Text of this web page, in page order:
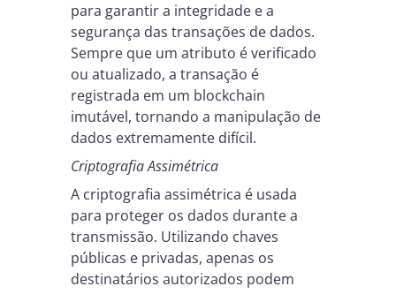
para garantir a integridade e a
segurança das transações de dados.
Sempre que um atributo é verificado
ou atualizado, a transação é
registrada em um blockchain
imutável, tornando a manipulação de
dados extremamente difícil.
Criptografia Assimétrica
A criptografia assimétrica é usada
para proteger os dados durante a
transmissão. Utilizando chaves
públicas e privadas, apenas os
destinatários autorizados podem